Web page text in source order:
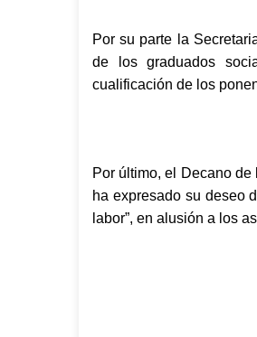
Por su parte la
de los graduados
cualificación de los
Por último, el Decano
ha expresado su deseo
labor”, en alusión a los